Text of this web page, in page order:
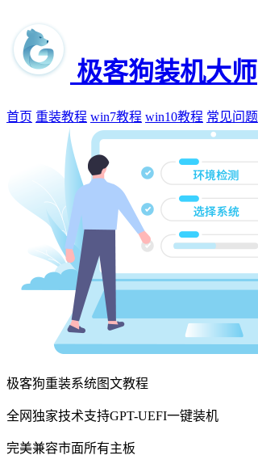
极客狗装机大师
首页 重装教程 win7教程 win10教程 常见问题
极客狗重装系统图文教程
全网独家技术支持GPT-UEFI一键装机
完美兼容市面所有主板